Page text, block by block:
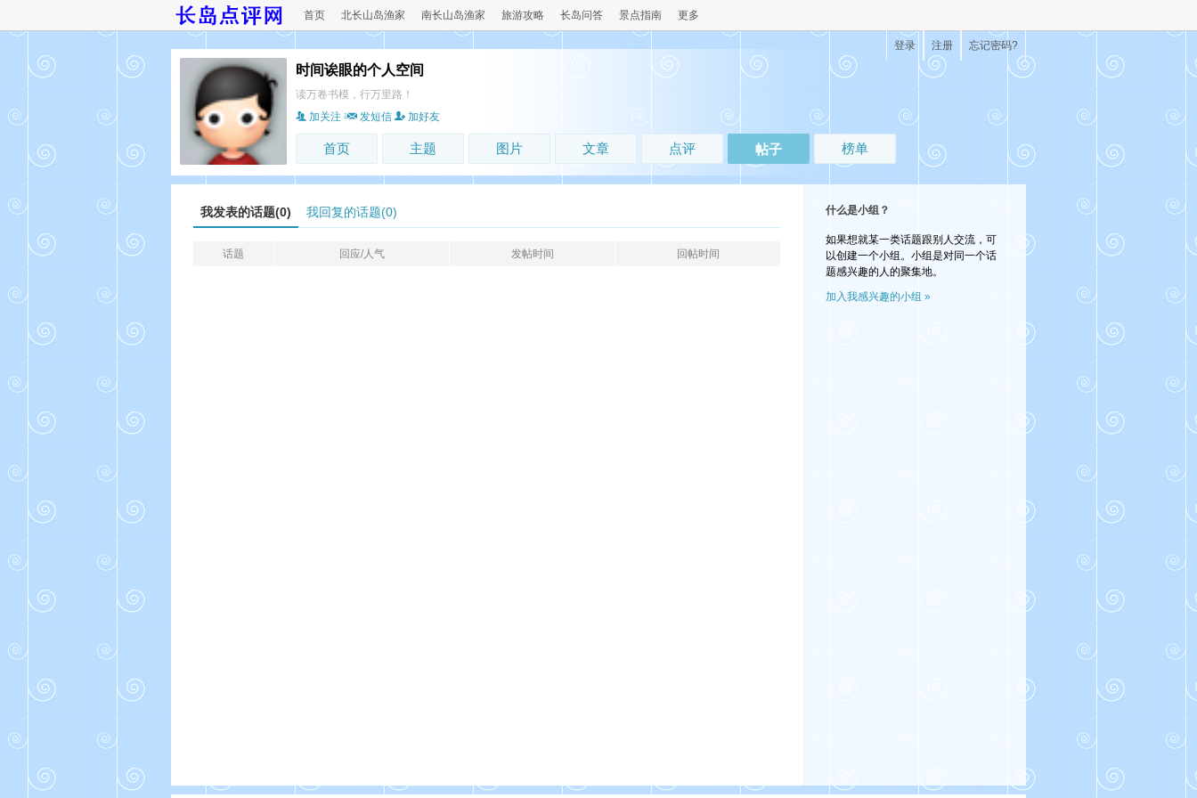
首页 北长山岛渔家 南长山岛渔家 旅游攻略 长岛问答 景点指南 更多
忘记密码?
注册
登录
时间诶眼的个人空间
读万卷书模，行万里路！
加关注
发短信 加好友
首页 主题 图片 文章 点评 帖子 榜单
我发表的话题(0) 我回复的话题(0)
话题 回应/人气 发帖时间 回帖时间
什么是小组？
如果想就某一类话题跟别人交流，可
以创建一个小组。小组是对同一个话
题感兴趣的人的聚集地。
加入我感兴趣的小组 »